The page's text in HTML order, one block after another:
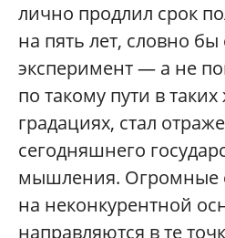
лично продлил срок
на пять лет, словно бы
эксперимент — а не
по такому пути в
градациях, стал
сегодняшнего
мышления. Огромные
на неконкурентной
направляются в те